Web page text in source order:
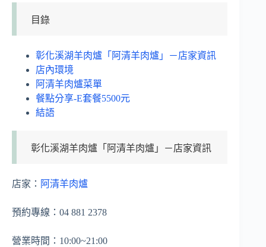
目錄
彰化溪湖羊肉爐「阿清羊肉爐」－店家資訊
店內環境
阿清羊肉爐菜單
餐點分享-E套餐5500元
結語
彰化溪湖羊肉爐「阿清羊肉爐」－店家資訊
店家： 阿清羊肉爐
預約專線：04 881 2378
營業時間：10:00~21:00